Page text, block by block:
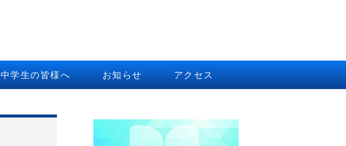
中学生の皆様へ お知らせ アクセス